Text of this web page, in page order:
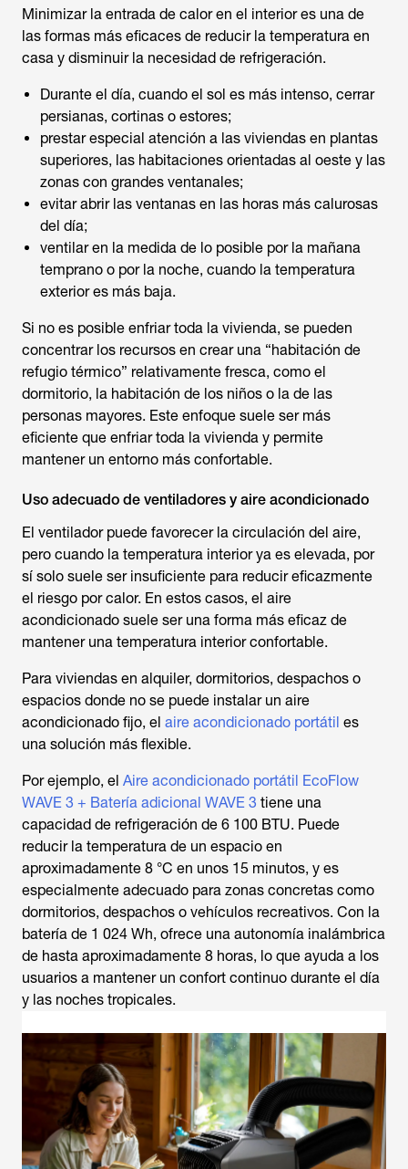
Minimizar la entrada de calor en el interior es una de
las formas más eficaces de reducir la temperatura en
casa y disminuir la necesidad de refrigeración.
Durante el día, cuando el sol es más intenso, cerrar
persianas, cortinas o estores;
prestar especial atención a las viviendas en plantas
superiores, las habitaciones orientadas al oeste y las
zonas con grandes ventanales;
evitar abrir las ventanas en las horas más calurosas
del día;
ventilar en la medida de lo posible por la mañana
temprano o por la noche, cuando la temperatura
exterior es más baja.
Si no es posible enfriar toda la vivienda, se pueden
concentrar los recursos en crear una “habitación de
refugio térmico” relativamente fresca, como el
dormitorio, la habitación de los niños o la de las
personas mayores. Este enfoque suele ser más
eficiente que enfriar toda la vivienda y permite
mantener un entorno más confortable.
Uso adecuado de ventiladores y aire acondicionado
El ventilador puede favorecer la circulación del aire,
pero cuando la temperatura interior ya es elevada, por
sí solo suele ser insuficiente para reducir eficazmente
el riesgo por calor. En estos casos, el aire
acondicionado suele ser una forma más eficaz de
mantener una temperatura interior confortable.
Para viviendas en alquiler, dormitorios, despachos o
espacios donde no se puede instalar un aire
acondicionado fijo, el aire acondicionado portátil es
una solución más flexible.
Por ejemplo, el Aire acondicionado portátil EcoFlow
WAVE 3 + Batería adicional WAVE 3 tiene una
capacidad de refrigeración de 6 100 BTU. Puede
reducir la temperatura de un espacio en
aproximadamente 8 °C en unos 15 minutos, y es
especialmente adecuado para zonas concretas como
dormitorios, despachos o vehículos recreativos. Con la
batería de 1 024 Wh, ofrece una autonomía inalámbrica
de hasta aproximadamente 8 horas, lo que ayuda a los
usuarios a mantener un confort continuo durante el día
y las noches tropicales.